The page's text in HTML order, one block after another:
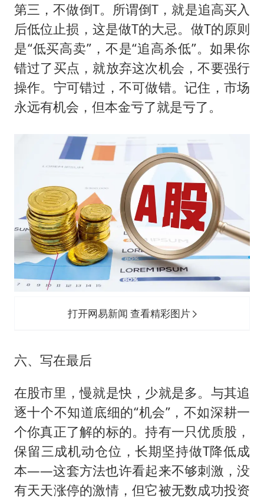
第三，不做倒T。所谓倒T，就是追高买入
后低位止损，这是做T的大忌。做T的原则
是“低买高卖”，不是“追高杀低”。如果你
错过了买点，就放弃这次机会，不要强行
操作。宁可错过，不可做错。记住，市场
永远有机会，但本金亏了就是亏了。
打开网易新闻 查看精彩图片
六、写在最后
在股市里，慢就是快，少就是多。与其追
逐十个不知道底细的“机会”，不如深耕一
个你真正了解的标的。持有一只优质股，
保留三成机动仓位，长期坚持做T降低成
本——这套方法也许看起来不够刺激，没
有天天涨停的激情，但它被无数成功投资